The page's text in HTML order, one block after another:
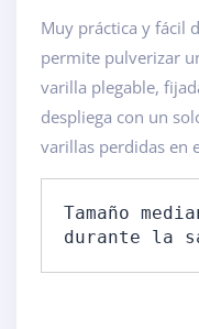
Muy práctica y fácil
permite pulverizar
varilla plegable,
despliega con un
varillas perdidas en
Tamaño
durante la